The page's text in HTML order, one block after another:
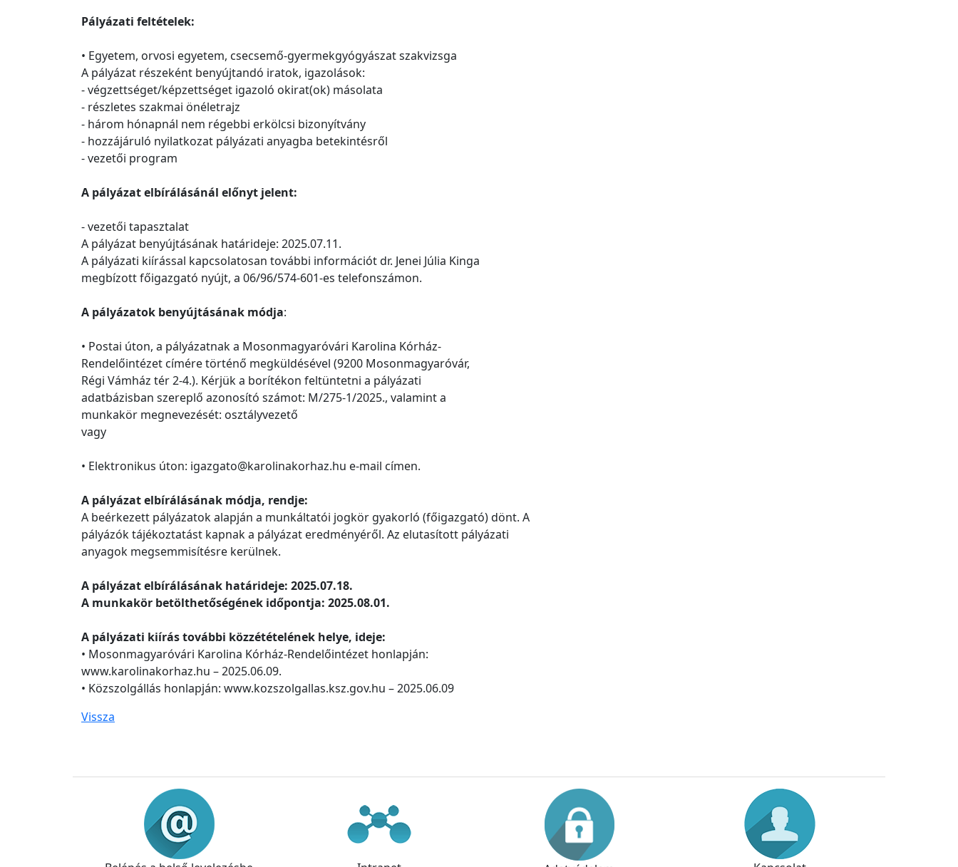
Pályázati feltételek:
• Egyetem, orvosi egyetem, csecsemő-gyermekgyógyászat szakvizsga
A pályázat részeként benyújtandó iratok, igazolások:
- végzettséget/képzettséget igazoló okirat(ok) másolata
- részletes szakmai önéletrajz
- három hónapnál nem régebbi erkölcsi bizonyítvány
- hozzájáruló nyilatkozat pályázati anyagba betekintésről
- vezetői program
A pályázat elbírálásánál előnyt jelent:
- vezetői tapasztalat
A pályázat benyújtásának határideje: 2025.07.11.
A pályázati kiírással kapcsolatosan további információt dr. Jenei Júlia Kinga
megbízott főigazgató nyújt, a 06/96/574-601-es telefonszámon.
A pályázatok benyújtásának módja:
• Postai úton, a pályázatnak a Mosonmagyaróvári Karolina Kórház-
Rendelőintézet címére történő megküldésével (9200 Mosonmagyaróvár,
Régi Vámház tér 2-4.). Kérjük a borítékon feltüntetni a pályázati
adatbázisban szereplő azonosító számot: M/275-1/2025., valamint a
munkakör megnevezését: osztályvezető
vagy
• Elektronikus úton: igazgato@karolinakorhaz.hu e-mail címen.
A pályázat elbírálásának módja, rendje:
A beérkezett pályázatok alapján a munkáltatói jogkör gyakorló (főigazgató) dönt. A
pályázók tájékoztatást kapnak a pályázat eredményéről. Az elutasított pályázati
anyagok megsemmisítésre kerülnek.
A pályázat elbírálásának határideje: 2025.07.18.
A munkakör betölthetőségének időpontja: 2025.08.01.
A pályázati kiírás további közzétételének helye, ideje:
• Mosonmagyaróvári Karolina Kórház-Rendelőintézet honlapján:
www.karolinakorhaz.hu – 2025.06.09.
• Közszolgállás honlapján: www.kozszolgallas.ksz.gov.hu – 2025.06.09
Vissza
Információk